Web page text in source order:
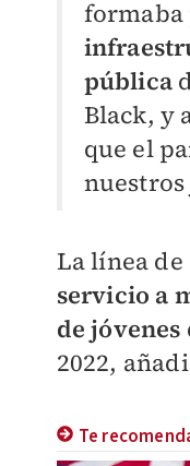
formaba
pública
Black, y
que el
nuestros
La línea
servicio a
de jóvenes
2022,
Te